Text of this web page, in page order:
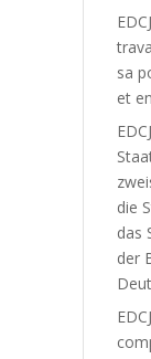
sa
et
die
das
der